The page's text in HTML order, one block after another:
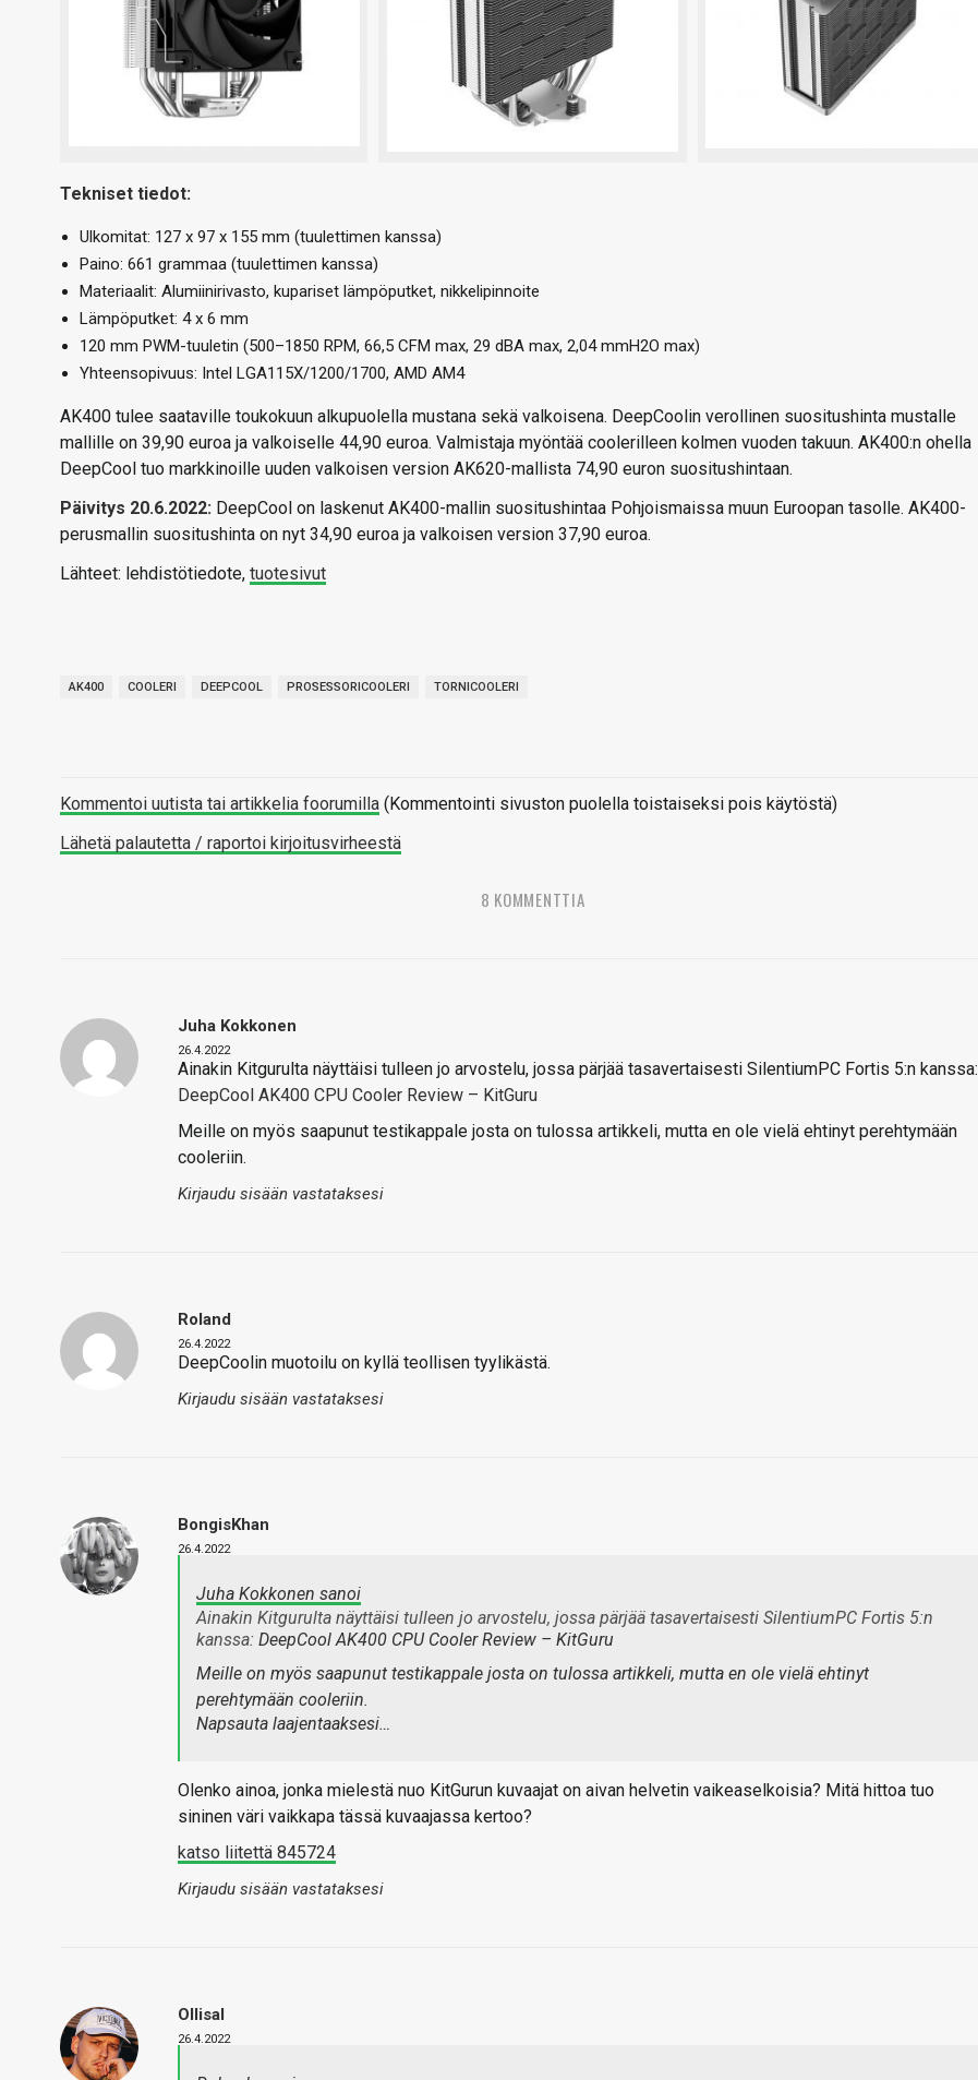
Tekniset tiedot:
Ulkomitat: 127 x 97 x 155 mm (tuulettimen kanssa)
Paino: 661 grammaa (tuulettimen kanssa)
Materiaalit: Alumiinirivasto, kupariset lämpöputket, nikkelipinnoite
Lämpöputket: 4 x 6 mm
120 mm PWM-tuuletin (500–1850 RPM, 66,5 CFM max, 29 dBA max, 2,04 mmH2O max)
Yhteensopivuus: Intel LGA115X/1200/1700, AMD AM4
AK400 tulee saataville toukokuun alkupuolella mustana sekä valkoisena. DeepCoolin verollinen suositushinta mustalle
mallille on 39,90 euroa ja valkoiselle 44,90 euroa. Valmistaja myöntää coolerilleen kolmen vuoden takuun. AK400:n ohella
DeepCool tuo markkinoille uuden valkoisen version AK620-mallista 74,90 euron suositushintaan.
Päivitys 20.6.2022: DeepCool on laskenut AK400-mallin suositushintaa Pohjoismaissa muun Euroopan tasolle. AK400-
perusmallin suositushinta on nyt 34,90 euroa ja valkoisen version 37,90 euroa.
Lähteet: lehdistötiedote, tuotesivut
AK400 COOLERI DEEPCOOL PROSESSORICOOLERI TORNICOOLERI
Kommentoi uutista tai artikkelia foorumilla (Kommentointi sivuston puolella toistaiseksi pois käytöstä)
Lähetä palautetta / raportoi kirjoitusvirheestä
8 KOMMENTTIA
Juha Kokkonen
26.4.2022
Ainakin Kitgurulta näyttäisi tulleen jo arvostelu, jossa pärjää tasavertaisesti SilentiumPC Fortis 5:n kanssa:
DeepCool AK400 CPU Cooler Review – KitGuru
Meille on myös saapunut testikappale josta on tulossa artikkeli, mutta en ole vielä ehtinyt perehtymään
cooleriin.
Kirjaudu sisään vastataksesi
Roland
26.4.2022
DeepCoolin muotoilu on kyllä teollisen tyylikästä.
Kirjaudu sisään vastataksesi
BongisKhan
26.4.2022
Juha Kokkonen sanoi
Ainakin Kitgurulta näyttäisi tulleen jo arvostelu, jossa pärjää tasavertaisesti SilentiumPC Fortis 5:n
kanssa: DeepCool AK400 CPU Cooler Review – KitGuru
Meille on myös saapunut testikappale josta on tulossa artikkeli, mutta en ole vielä ehtinyt
perehtymään cooleriin.
Napsauta laajentaaksesi…
Olenko ainoa, jonka mielestä nuo KitGurun kuvaajat on aivan helvetin vaikeaselkoisia? Mitä hittoa tuo
sininen väri vaikkapa tässä kuvaajassa kertoo?
katso liitettä 845724
Kirjaudu sisään vastataksesi
Ollisal
26.4.2022